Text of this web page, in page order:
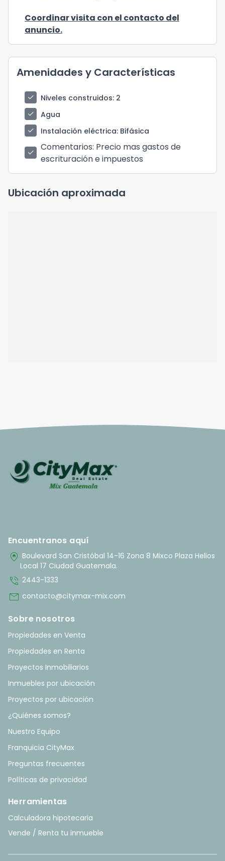
Coordinar visita con el contacto del
anuncio.
Amenidades y Características
check Niveles construidos: 2
check
Agua
check
Instalación eléctrica: Bifásica
check Comentarios: Precio mas gastos de
escrituración e impuestos
Ubicación aproximada
Encuentranos aquí
home_pin Boulevard San Cristóbal 14-16 Zona 8 Mixco Plaza Helios
Local 17 Ciudad Guatemala.
phone_in_talk 2443-1333
mail contacto@citymax-mix.com
Sobre nosotros
Propiedades en Venta
Propiedades en Renta
Proyectos Inmobiliarios
Inmuebles por ubicación
Proyectos por ubicación
¿Quiénes somos?
Nuestro Equipo
Franquicia CityMax
Preguntas frecuentes
Políticas de privacidad
Herramientas
Calculadora hipotecaria
Vende / Renta tu inmueble